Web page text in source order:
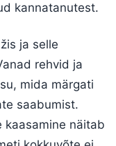
kannatanutest.
ja selle
rehvid ja
mida märgati
saabumist.
kaasamine näitab